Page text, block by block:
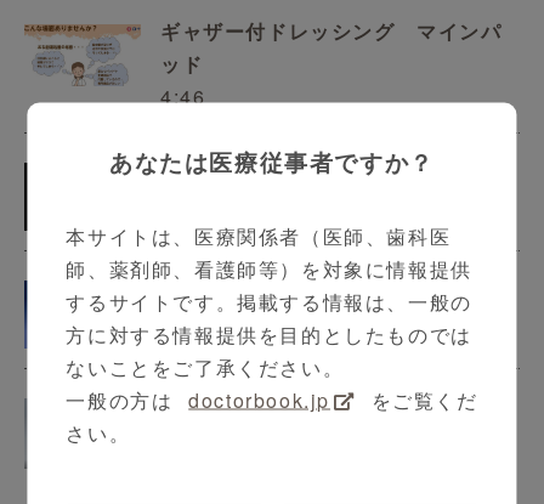
ギャザー付ドレッシング マインパ
ッド
4:46
すべろーる 貼り方はがし方
ジアワイパー0.1
5:33
サージカルマスクプレミアムご紹
あなたは医療従事者ですか？
本サイトは、医療関係者（医師、歯科医
師、薬剤師、看護師等）を対象に情報提供
するサイトです。掲載する情報は、一般の
方に対する情報提供を目的としたものでは
ないことをご了承ください。
一般の方は
doctorbook.jp
をご覧くだ
さい。